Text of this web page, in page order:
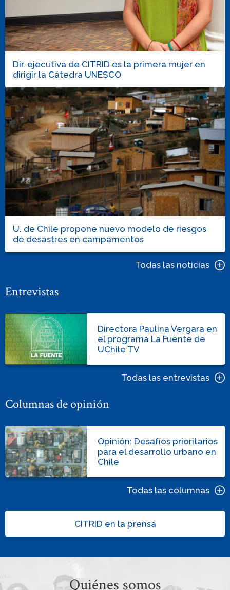
Dir. ejecutiva de CITRID es la primera mujer en
dirigir la Cátedra UNESCO
U. de Chile propone nuevo modelo de riesgos
de desastres en campamentos
Todas las noticias
Entrevistas
Directora Paulina Vergara en
el programa La Fuente de
UChile TV
Todas las entrevistas
Columnas de opinión
Opinión: Desafíos prioritarios
para el desarrollo urbano en
Chile
Todas las columnas
CITRID en la prensa
Quiénes somos